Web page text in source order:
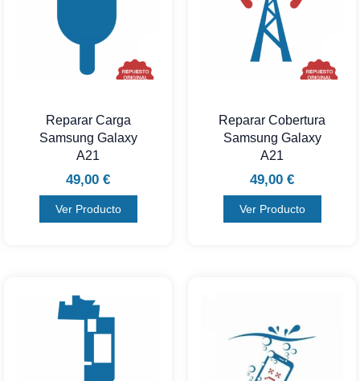
Reparar Carga
Samsung Galaxy
A21
49,00 €
Ver Producto
Reparar Cobertura
Samsung Galaxy
A21
49,00 €
Ver Producto